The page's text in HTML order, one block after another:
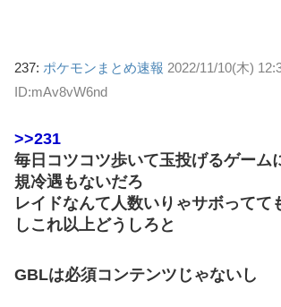
237: ポケモンまとめ速報 2022/11/10(木)
ID:mAv8vW6nd
>>231
毎日コツコツ歩いて玉投げるゲーム
規冷遇もないだろ
レイドなんて人数いりゃサボってて
しこれ以上どうしろと
GBLは必須コンテンツじゃないし